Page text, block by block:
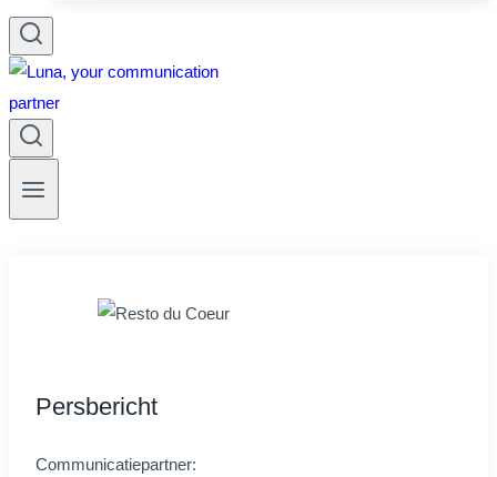
Persbericht
Communicatiepartner: